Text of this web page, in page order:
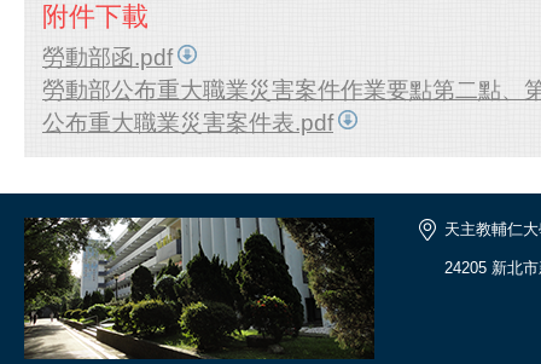
附件下載
勞動部函.pdf
勞動部公布重大職業災害案件作業要點第二點、
公布重大職業災害案件表.pdf
天主教輔仁
24205 新北